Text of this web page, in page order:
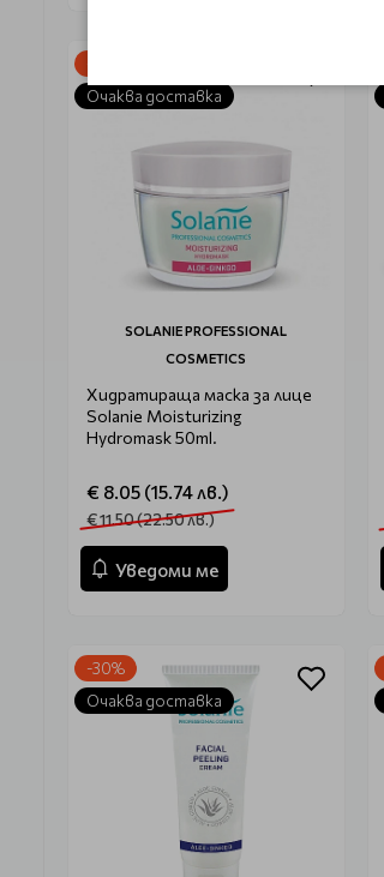
Очаква доставка
SOLANIE PROFESSIONAL
COSMETICS
Хидратираща маска за лице
Solanie Moisturizing
Hydromask 50ml.
€ 8.05 (15.74 лв.)
€ 11.50 (22.50 лв.)
Уведоми ме
-30%
Очаква доставка